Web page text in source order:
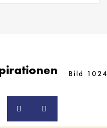
Bild